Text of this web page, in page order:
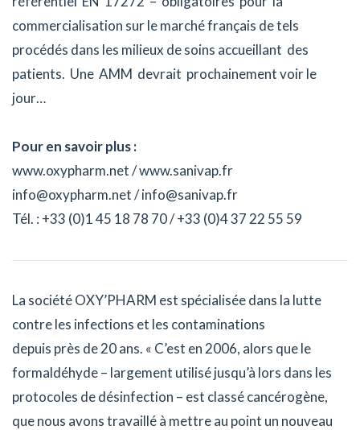
commercialisation sur le marché français de tels
procédés dans les milieux de soins accueillant des
patients. Une AMM devrait prochainement voir le
jour…
Pour en savoir plus :
www.oxypharm.net / www.sanivap.fr
info@oxypharm.net / info@sanivap.fr
Tél. : +33 (0)1 45 18 78 70 / +33 (0)4 37 22 55 59
La société OXY’PHARM est spécialisée dans la lutte
contre les infections et les contaminations
depuis près de 20 ans. « C’est en 2006, alors que le
formaldéhyde – largement utilisé jusqu’à lors dans les
protocoles de désinfection – est classé cancérogène,
que nous avons travaillé à mettre au point un nouveau